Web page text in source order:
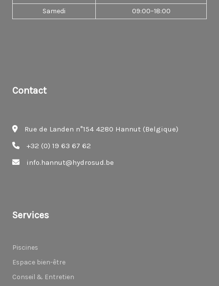
Samedi
09:00–18:00
Contact
Rue de Landen n°154 4280 Hannut (Belgique)
+32 (0) 19 63 67 62
info.hannut@hydrosud.be
Services
Piscines
Espace bien-être
Conseil & Entretien